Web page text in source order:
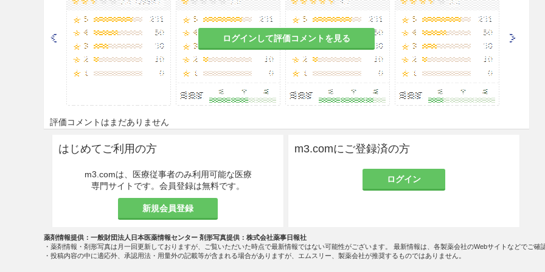
ログインして評価コメントを見る
評価コメントはまだありません
はじめてご利用の方
m3.comは、医療従事者のみ利用可能な医療
専門サイトです。会員登録は無料です。
新規会員登録
m3.comにご登録済の方
ログイン
薬剤情報提供：一般財団法人日本医薬情報センター 剤形写真提供：株式会社薬事日報社
・薬剤情報・剤形写真は月一回更新しておりますが、ご覧いただいた時点で最新情報ではない可能性がございます。 最新情報は、各製薬会社のWebサイトなどでご確
・投稿内容の中に適応外、承認用法・用量外の記載等が含まれる場合がありますが、エムスリー、製薬会社が推奨するものではありません。